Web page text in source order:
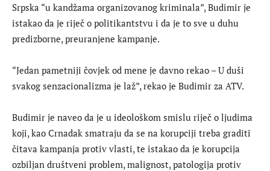
Srpska “u kandžama organizovanog kriminala”, Budimir je
istakao da je riječ o politikantstvu i da je to sve u duhu
predizborne, preuranjene kampanje.
“Jedan pametniji čovjek od mene je davno rekao – U duši
svakog senzacionalizma je laž”, rekao je Budimir za ATV.
Budimir je naveo da je u ideološkom smislu riječ o ljudima
koji, kao Crnadak smatraju da se na korupciji treba graditi
čitava kampanja protiv vlasti, te istakao da je korupcija
ozbiljan društveni problem, malignost, patologija protiv